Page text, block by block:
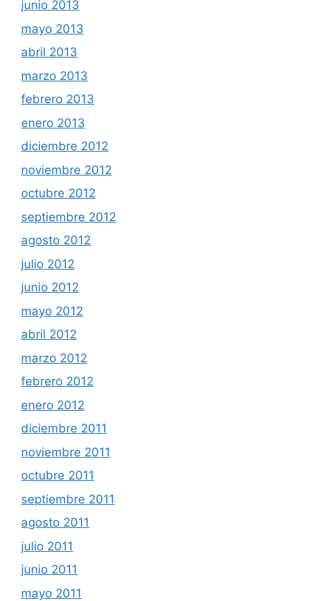
junio 2013
mayo 2013
abril 2013
marzo 2013
febrero 2013
enero 2013
diciembre 2012
noviembre 2012
octubre 2012
septiembre 2012
agosto 2012
julio 2012
junio 2012
mayo 2012
abril 2012
marzo 2012
febrero 2012
enero 2012
diciembre 2011
noviembre 2011
octubre 2011
septiembre 2011
agosto 2011
julio 2011
junio 2011
mayo 2011